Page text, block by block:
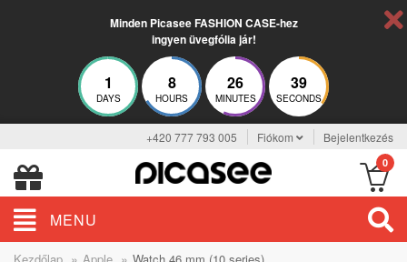
Minden Picasee FASHION CASE-hez
ingyen üvegfólia jár!
1
DAYS
8
HOURS
26
MINUTES
39
SECONDS
+420 777 793 005 Fiókom Bejelentkezés
0
MENU
Kezdőlap » Apple » Watch 46 mm (10.series)